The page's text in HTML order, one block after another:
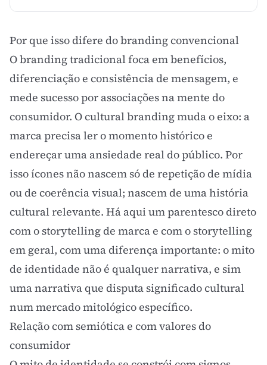
Por que isso difere do branding convencional
Obrandingtradicional foca em benefícios,
diferenciação e consistência de mensagem, e
mede sucesso por associações na mente do
consumidor. O cultural branding muda o eixo: a
marca precisa ler o momento histórico e
endereçar uma ansiedade real do público. Por
isso ícones não nascem só de repetição de mídia
ou de coerência visual; nascem de uma história
cultural relevante. Há aqui um parentesco direto
com o storytelling de marcae com o storytelling
em geral, com uma diferença importante: o mito
de identidade não é qualquer narrativa, e sim
uma narrativa que disputa significado cultural
num mercado mitológico específico.
Relação com semiótica e com valores do
consumidor